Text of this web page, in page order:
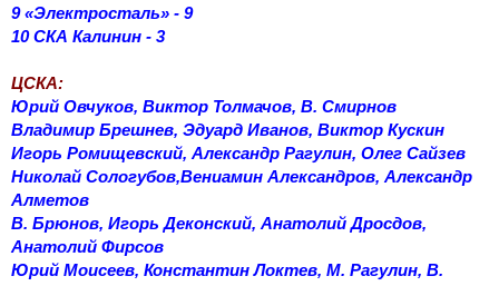
9 «Электросталь» - 9
10 СКА Калинин - 3
ЦСКА:
Юрий Овчуков, Виктор Толмачов, В. Смирнов
Владимир Брешнев, Эдуард Иванов, Виктор Кускин
Игорь Ромищевский, Александр Рагулин, Олег Сайзев
Николай Сологубов,Вениамин Александров, Александр
Алметов
В. Брюнов, Игорь Деконский, Анатолий Дросдов,
Анатолий Фирсов
Юрий Моисеев, Константин Локтев, М. Рагулин, В.